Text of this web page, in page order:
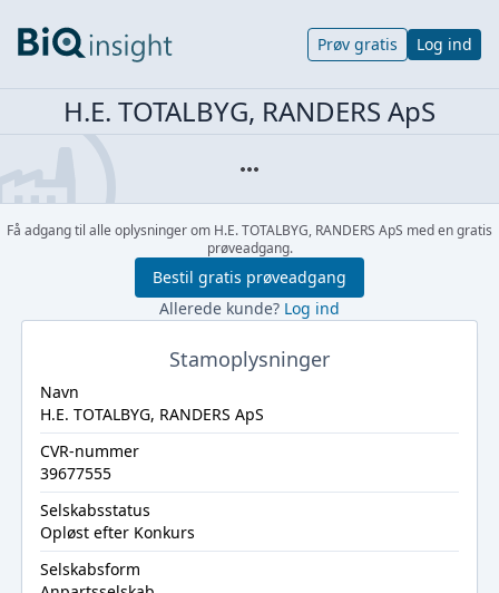
Prøv gratis Log ind
H.E. TOTALBYG, RANDERS ApS
Få adgang til alle oplysninger om H.E. TOTALBYG, RANDERS ApS med en gratis
prøveadgang.
Bestil gratis prøveadgang
Allerede kunde? Log ind
Stamoplysninger
Navn
H.E. TOTALBYG, RANDERS ApS
CVR-nummer
39677555
Selskabsstatus
Opløst efter Konkurs
Selskabsform